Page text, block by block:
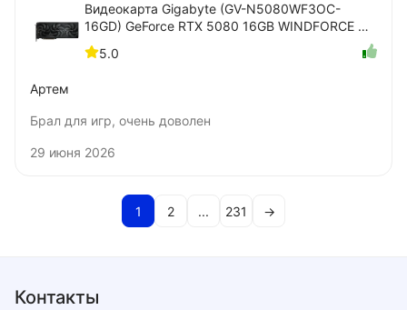
Видеокарта Gigabyte (GV-N5080WF3OC-
16GD) GeForce RTX 5080 16GB WINDFORCE OC
SFF
5.0
Артем
Брал для игр, очень доволен
29 июня 2026
1 2 ... 231 →
Контакты